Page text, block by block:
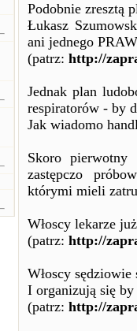
Podobnie zresztą
Łukasz
ani jednego
(patrz: http://
Jednak plan
respiratorów - by
Jak wiadomo
Skoro
zastępczo
którymi mieli
Włoscy lekarze
(patrz: http://
Włoscy
I organizują się
(patrz: http://